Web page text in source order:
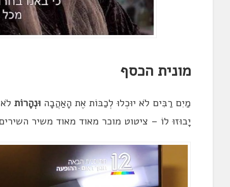
מונית הכסף
מַיִם רַבִּים לֹא יוּכְלוּ לְכַבּוֹת אֶת הָאַהֲבָה וּנְהָרוֹתלֹא
יָבוּזוּ לוֹ – ציטוט מוכר מאוד מאוד משיר